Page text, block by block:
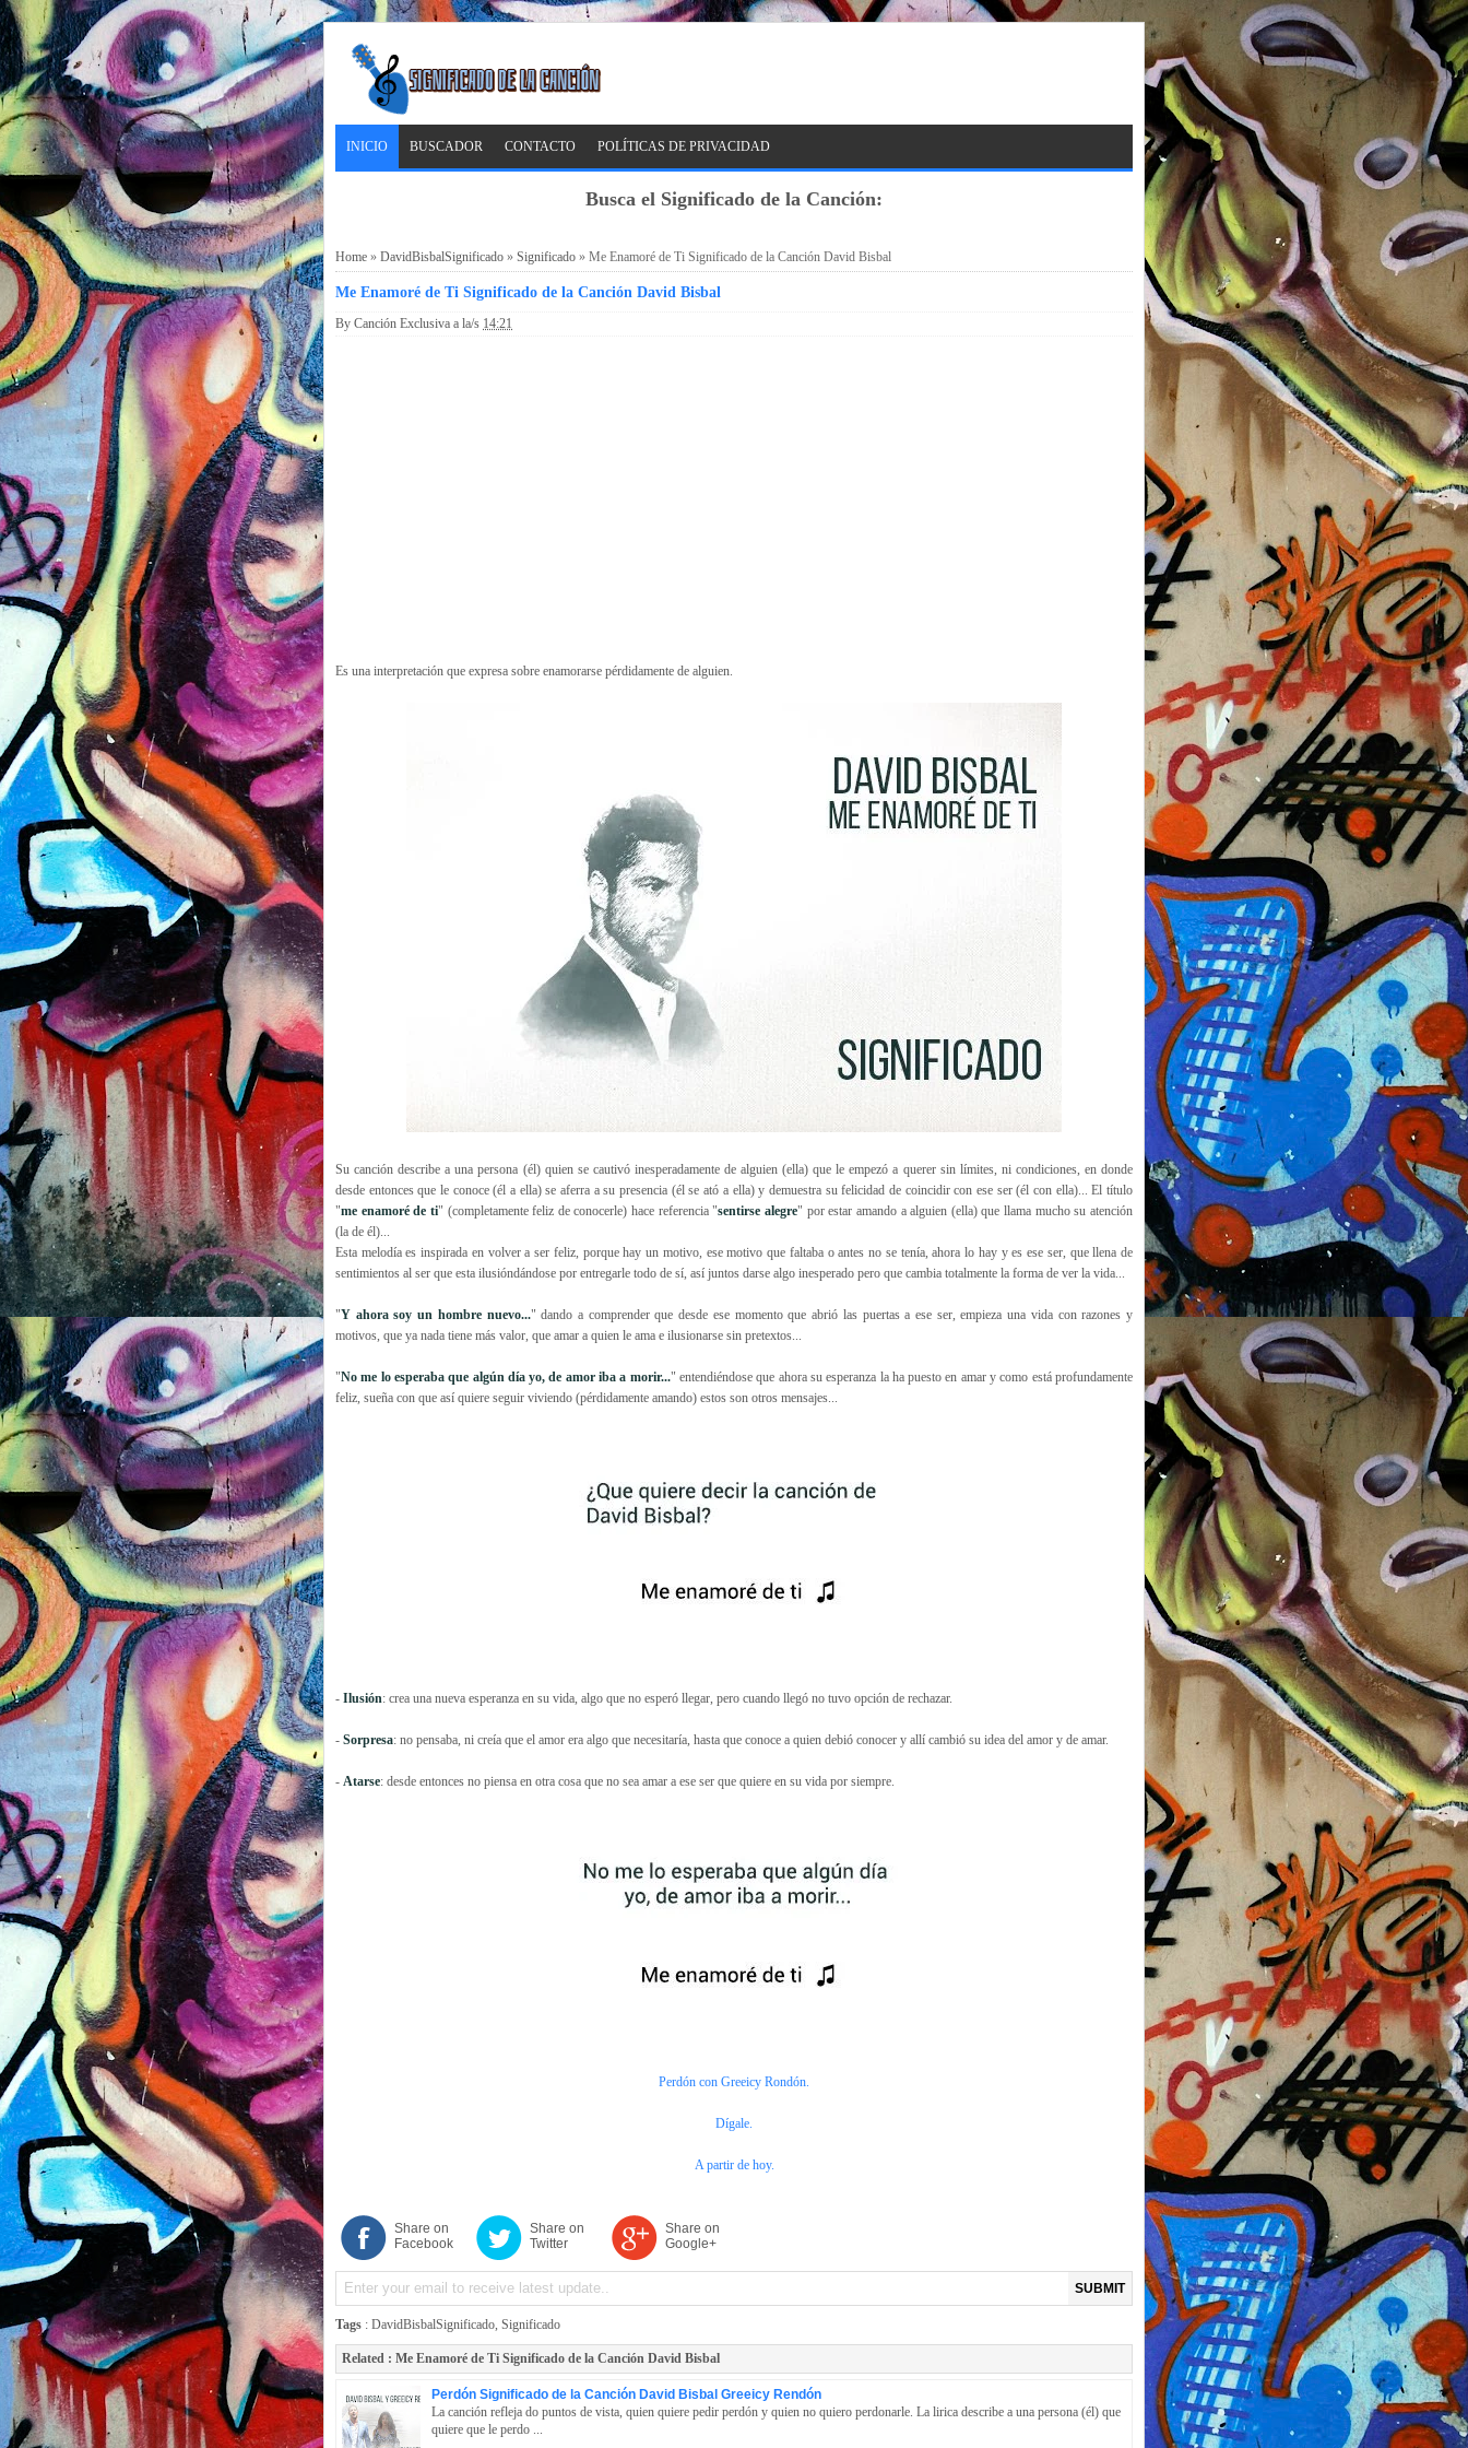
INICIO BUSCADOR CONTACTO POLÍTICAS DE PRIVACIDAD
Busca el Significado de la Canción:
Home » DavidBisbalSignificado » Significado » Me Enamoré de Ti Significado de la Canción David Bisbal
Me Enamoré de Ti Significado de la Canción David Bisbal
By Canción Exclusiva a la/s 14:21
Es una interpretación que expresa sobre enamorarse pérdidamente de alguien.
Su canción describe a una persona (él) quien se cautivó inesperadamente de alguien (ella) que le empezó a querer sin límites, ni condiciones, en donde
desde entonces que le conoce (él a ella) se aferra a su presencia (él se ató a ella) y demuestra su felicidad de coincidir con ese ser (él con ella)... El título
"me enamoré de ti" (completamente feliz de conocerle) hace referencia "sentirse alegre" por estar amando a alguien (ella) que llama mucho su atención
(la de él)...
Esta melodía es inspirada en volver a ser feliz, porque hay un motivo, ese motivo que faltaba o antes no se tenía, ahora lo hay y es ese ser, que llena de
sentimientos al ser que esta ilusióndándose por entregarle todo de sí, así juntos darse algo inesperado pero que cambia totalmente la forma de ver la vida...
"Y ahora soy un hombre nuevo..." dando a comprender que desde ese momento que abrió las puertas a ese ser, empieza una vida con razones y
motivos, que ya nada tiene más valor, que amar a quien le ama e ilusionarse sin pretextos...
"No me lo esperaba que algún día yo, de amor iba a morir..." entendiéndose que ahora su esperanza la ha puesto en amar y como está profundamente
feliz, sueña con que así quiere seguir viviendo (pérdidamente amando) estos son otros mensajes...
- Ilusión: crea una nueva esperanza en su vida, algo que no esperó llegar, pero cuando llegó no tuvo opción de rechazar.
- Sorpresa: no pensaba, ni creía que el amor era algo que necesitaría, hasta que conoce a quien debió conocer y allí cambió su idea del amor y de amar.
- Atarse: desde entonces no piensa en otra cosa que no sea amar a ese ser que quiere en su vida por siempre.
Perdón con Greeicy Rondón.
Dígale.
A partir de hoy.
Share on
Facebook
Share on
Twitter
Share on
Google+
SUBMIT
Tags : DavidBisbalSignificado, Significado
Related : Me Enamoré de Ti Significado de la Canción David Bisbal
Perdón Significado de la Canción David Bisbal Greeicy Rendón
La canción refleja do puntos de vista, quien quiere pedir perdón y quien no quiero perdonarle. La lirica describe a una persona (él) que
quiere que le perdo ...